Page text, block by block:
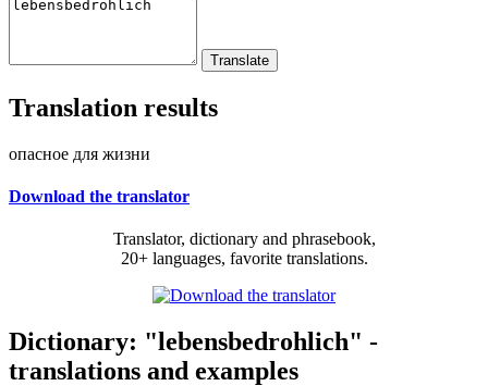
Translation results
опасное для жизни
Download the translator
Translator, dictionary and phrasebook,
20+ languages, favorite translations.
Dictionary: "lebensbedrohlich" -
translations and examples